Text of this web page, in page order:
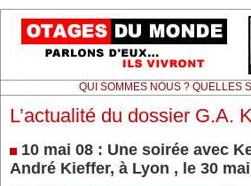
QUI SOMMES NOUS ? QUELLES
L’actualité du dossier G.A.
10 mai 08 : Une soirée avec
André Kieffer, à Lyon , le 30